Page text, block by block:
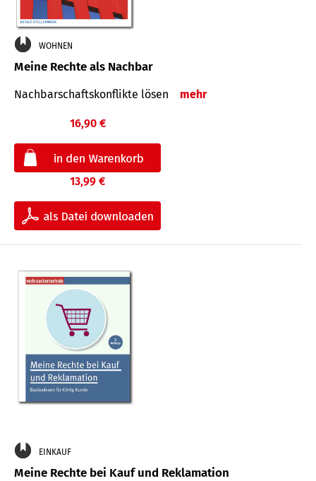
WOHNEN
Meine Rechte als Nachbar
Nach­bar­schafts­konflikte lösen mehr
16,90 €
13,99 €
EINKAUF
Meine Rechte bei Kauf und Reklamation